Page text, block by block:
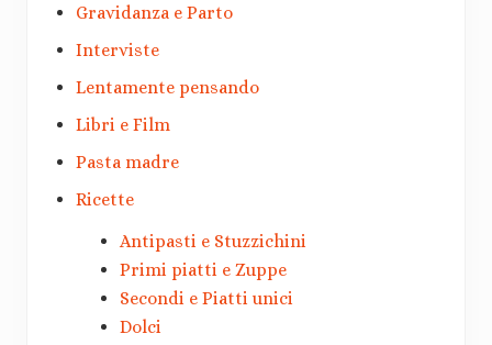
Gravidanza e Parto
Interviste
Lentamente pensando
Libri e Film
Pasta madre
Ricette
Antipasti e Stuzzichini
Primi piatti e Zuppe
Secondi e Piatti unici
Dolci